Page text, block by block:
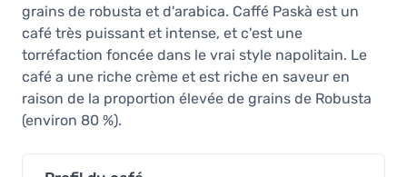
grains de robusta et d'arabica. Caffé Paskà est un
café très puissant et intense, et c'est une
torréfaction foncée dans le vrai style napolitain. Le
café a une riche crème et est riche en saveur en
raison de la proportion élevée de grains de Robusta
(environ 80 %).